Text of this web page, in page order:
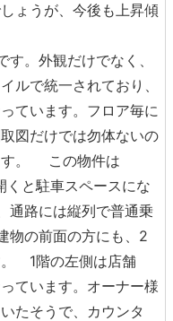
ょうが、今後も上昇傾
。外観だけでなく、
ルで統一されており、
ています。フロア毎に
図だけでは勿体ないの
す。 この物件は
くと駐車スペースにな
通路には縦列で普通乗
物の前面の方にも、2
。 1階の左側は店舗
ています。オーナー様
たそうで、カウンタ